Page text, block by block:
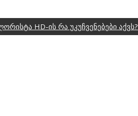
НD-ის რა უკუჩვენებები აქვს?